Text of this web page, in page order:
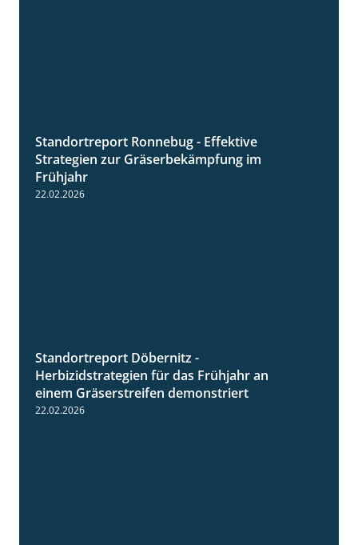
Standortreport Ronnebug - Effektive
Strategien zur Gräserbekämpfung im
Frühjahr
22.02.2026
Standortreport Döbernitz -
Herbizidstrategien für das Frühjahr an
einem Gräserstreifen demonstriert